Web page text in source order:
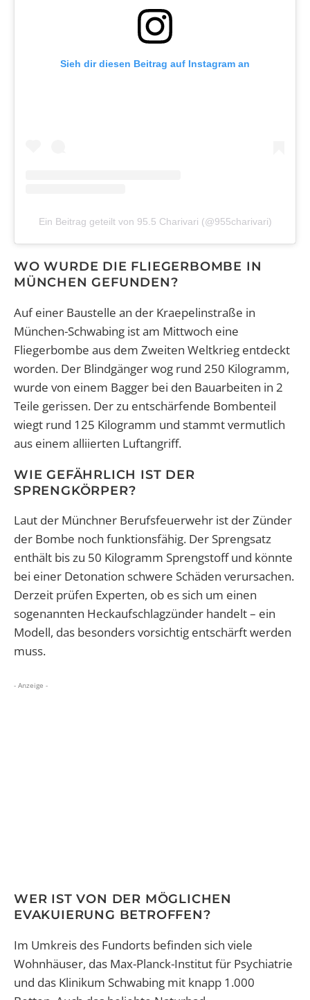
Sieh dir diesen Beitrag auf Instagram an
Ein Beitrag geteilt von 95.5 Charivari (@955charivari)
WO WURDE DIE FLIEGERBOMBE IN
MÜNCHEN GEFUNDEN?
Auf einer Baustelle an der Kraepelinstraße in
München-Schwabing ist am Mittwoch eine
Fliegerbombe aus dem Zweiten Weltkrieg entdeckt
worden. Der Blindgänger wog rund 250 Kilogramm,
wurde von einem Bagger bei den Bauarbeiten in 2
Teile gerissen. Der zu entschärfende Bombenteil
wiegt rund 125 Kilogramm und stammt vermutlich
aus einem alliierten Luftangriff.
WIE GEFÄHRLICH IST DER
SPRENGKÖRPER?
Laut der Münchner Berufsfeuerwehr ist der Zünder
der Bombe noch funktionsfähig. Der Sprengsatz
enthält bis zu 50 Kilogramm Sprengstoff und könnte
bei einer Detonation schwere Schäden verursachen.
Derzeit prüfen Experten, ob es sich um einen
sogenannten Heckaufschlagzünder handelt – ein
Modell, das besonders vorsichtig entschärft werden
muss.
- Anzeige -
WER IST VON DER MÖGLICHEN
EVAKUIERUNG BETROFFEN?
Im Umkreis des Fundorts befinden sich viele
Wohnhäuser, das Max-Planck-Institut für Psychiatrie
und das Klinikum Schwabing mit knapp 1.000